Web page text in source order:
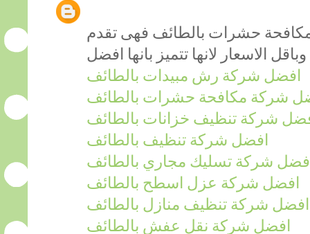
حشرات بالطائف فهى تقدم
افضل شركة رش مبيدات بالطائف
شركة مكافحة حشرات بالطائف
شركة تنظيف خزانات بالطائف
افضل شركة تنظيف بالطائف
شركة تسليك مجاري بالطائف
افضل شركة عزل اسطح بالطائف
افضل شركة تنظيف منازل بالطائف
افضل شركة نقل عفش بالطائف